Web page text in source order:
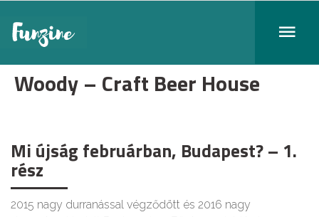
Woody – Craft Beer House
Mi újság februárban, Budapest? – 1.
rész
2015 nagy durranással végződött és 2016 nagy